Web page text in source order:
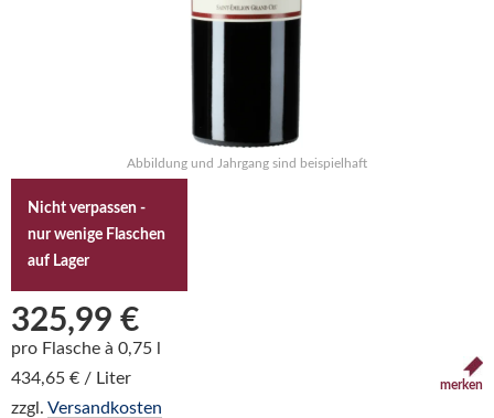
Abbildung und Jahrgang sind beispielhaft
Nicht verpassen -
nur wenige Flaschen
auf Lager
325,99 €
pro Flasche à 0,75 l
434,65 € / Liter
zzgl. Versandkosten
merken